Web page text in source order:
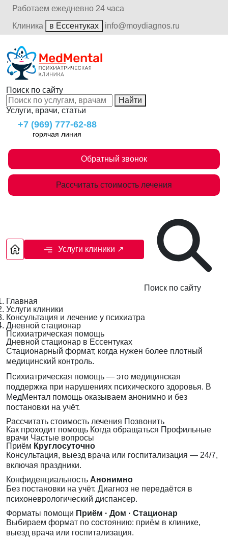
Работаем ежедневно 24 часа
Клиника
в Ессентуках info@moydiagnos.ru
Поиск по сайту
Найти
Услуги, врачи, статьи
+7 (969) 777-62-88
горячая линия
Обратный звонок
Рассчитать стоимость лечения
Услуги клиники ↗
Поиск по сайту
Главная
Услуги клиники
Консультация и лечение у психиатра
Дневной стационар
Психиатрическая помощь
Дневной стационар в Ессентуках
Стационарный формат, когда нужен более плотный
медицинский контроль.
Психиатрическая помощь — это медицинская
поддержка при нарушениях психического здоровья. В
МедМентал помощь оказываем анонимно и без
постановки на учёт.
Рассчитать стоимость лечения Позвонить
Как проходит помощь Когда обращаться Профильные
врачи Частые вопросы
Приём Круглосуточно
Консультация, выезд врача или госпитализация — 24/7,
включая праздники.
Конфиденциальность Анонимно
Без постановки на учёт. Диагноз не передаётся в
психоневрологический диспансер.
Форматы помощи Приём · Дом · Стационар
Выбираем формат по состоянию: приём в клинике,
выезд врача или госпитализация.